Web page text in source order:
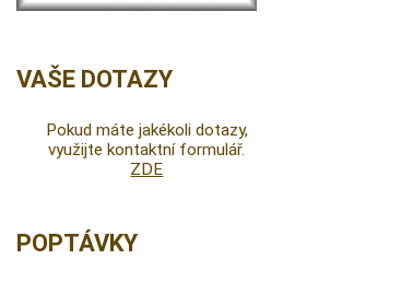
VAŠE DOTAZY
Pokud máte jakékoli dotazy,
využijte kontaktní formulář.
ZDE
POPTÁVKY